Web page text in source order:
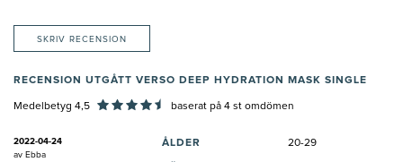
SKRIV RECENSION
RECENSION UTGÅTT VERSO DEEP HYDRATION MASK SINGLE
Medelbetyg 4,5 baserat på 4 st omdömen
2022-04-24
av Ebba
ÅLDER 20-29